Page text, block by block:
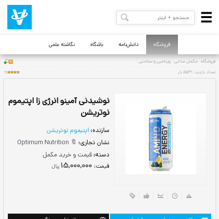
فروشگاه دانش‌نامه باشگاه نگاشته علمی
نوشیدنی آمینو انرژی زا اپتیموم
نوتریشن
نشان تجاری:
دسته:قیمت و خرید مکمل